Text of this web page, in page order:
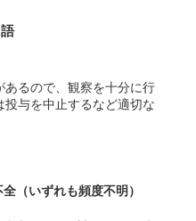
あるので、観察を十分に行
与を中止するなど適切な
全 （いずれも頻度不明）